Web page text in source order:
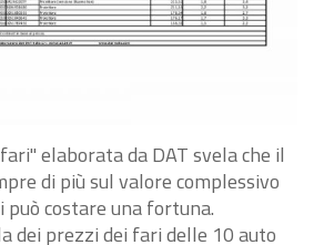
elaborata da DAT svela che il
di più sul valore complessivo
costare una fortuna.
dei prezzi dei fari delle 10 auto